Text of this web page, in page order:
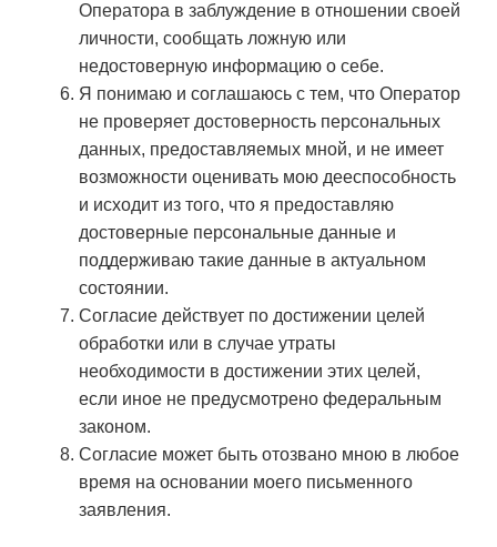
Оператора в заблуждение в отношении своей
личности, сообщать ложную или
недостоверную информацию о себе.
Я понимаю и соглашаюсь с тем, что Оператор
не проверяет достоверность персональных
данных, предоставляемых мной, и не имеет
возможности оценивать мою дееспособность
и исходит из того, что я предоставляю
достоверные персональные данные и
поддерживаю такие данные в актуальном
состоянии.
Согласие действует по достижении целей
обработки или в случае утраты
необходимости в достижении этих целей,
если иное не предусмотрено федеральным
законом.
Согласие может быть отозвано мною в любое
время на основании моего письменного
заявления.